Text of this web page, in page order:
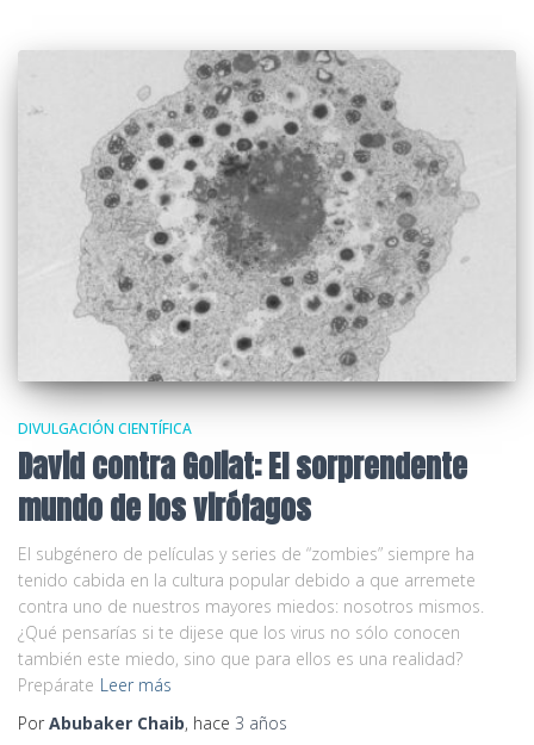
DIVULGACIÓN CIENTÍFICA
David contra Goliat: El sorprendente
mundo de los virófagos
El subgénero de películas y series de “zombies” siempre ha
tenido cabida en la cultura popular debido a que arremete
contra uno de nuestros mayores miedos: nosotros mismos.
¿Qué pensarías si te dijese que los virus no sólo conocen
también este miedo, sino que para ellos es una realidad?
Prepárate Leer más
Por Abubaker Chaib, hace 3 años